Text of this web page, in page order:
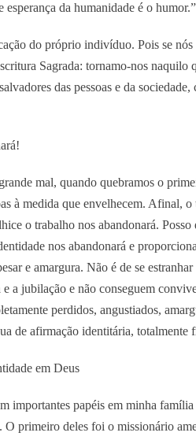
da humanidade é o humor.”
do próprio indivíduo. Pois se
Sagrada: tornamo-nos naquilo
das pessoas e da
mal, quando quebramos o
à medida que envelhecem. Afinal,
o trabalho nos abandonará.
nos abandonará e
e amargura. Não é de se
a jubilação e não conseguem
perdidos, angustiados,
de afirmação identitária, totalmente
em Deus
importantes papéis em minha
O primeiro deles foi o missionário